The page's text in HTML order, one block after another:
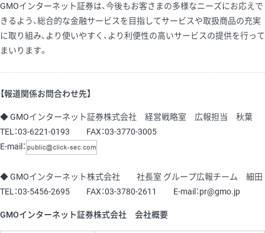
GMOインターネット証券は、今後もお客さまの多様なニーズにお応えで
きるよう、総合的な金融サービスを目指してサービスや取扱商品の充実
に取り組み、より使いやすく、より利便性の高いサービスの提供を行って
まいります。
【報道関係お問合わせ先】
◆ GMOインターネット証券株式会社 経営戦略室 広報担当 秋葉
TEL：03-6221-0193 FAX：03-3770-3005
E-mail：
◆ GMOインターネット株式会社 社長室 グループ広報チーム 細田
TEL：03-5456-2695 FAX：03-3780-2611 E-mail：pr@gmo.jp
GMOインターネット証券株式会社 会社概要